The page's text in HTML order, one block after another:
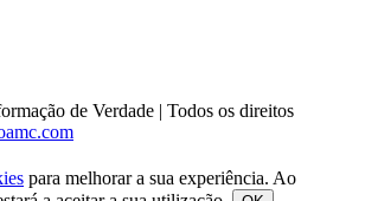
de Verdade | Todos os direitos
para melhorar a sua experiência. Ao